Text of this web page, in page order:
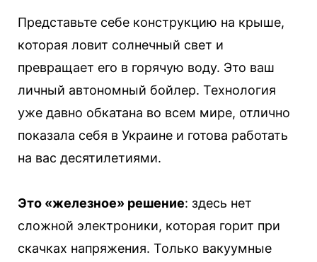
Представьте себе конструкцию на крыше,
которая ловит солнечный свет и
превращает его в горячую воду. Это ваш
личный автономный бойлер. Технология
уже давно обкатана во всем мире, отлично
показала себя в Украине и готова работать
на вас десятилетиями.
Это «железное» решение: здесь нет
сложной электроники, которая горит при
скачках напряжения. Только вакуумные